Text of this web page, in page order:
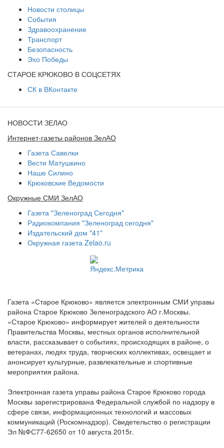
Новости столицы
События
Здравоохранение
Транспорт
Безопасность
Эхо Победы
СТАРОЕ КРЮКОВО В СОЦСЕТЯХ
СК в ВКонтакте
НОВОСТИ ЗЕЛАО
Интернет-газеты районов ЗелАО
Газета Савелки
Вести Матушкино
Наше Силино
Крюковские Ведомости
Окружные СМИ ЗелАО
Газета "Зеленоград Сегодня"
Радиокомпания "Зеленоград сегодня"
Издательский дом "41"
Окружная газета Zelao.ru
Газета «Старое Крюково» является электронным СМИ управы
района Старое Крюково Зеленоградского АО г.Москвы.
«Старое Крюково» информирует жителей о деятельности
Правительства Москвы, местных органов исполнительной
власти, рассказывает о событиях, происходящих в районе, о
ветеранах, людях труда, творческих коллективах, освещает и
анонсирует культурные, развлекательные и спортивные
мероприятия района.
Электронная газета управы района Старое Крюково города
Москвы зарегистрирована Федеральной службой по надзору в
сфере связи, информационных технологий и массовых
коммуникаций (Роскомнадзор). Свидетельство о регистрации
Эл №ФС77-62650 от 10 августа 2015г.